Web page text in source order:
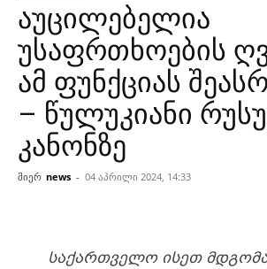
აუცილებელია
უსაფრთხოების
ამ ფუნქციას
– წულუკიანი
კანონზე
მიერ news - 04 აპრილი 2024, 14:33
ᲡᲐᲥᲐᲠᲗᲕᲔᲚᲝ ᲘᲡᲔᲗ